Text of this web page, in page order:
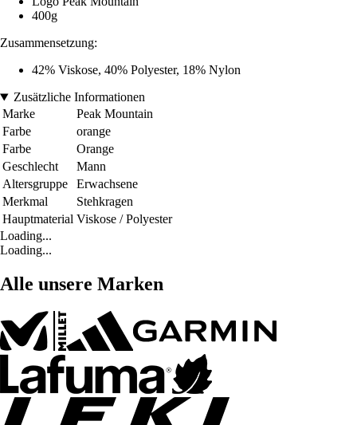
400g
Zusammensetzung:
42% Viskose, 40% Polyester, 18% Nylon
Zusätzliche Informationen
Marke
Peak Mountain
Farbe
orange
Farbe
Orange
Geschlecht
Mann
Altersgruppe
Erwachsene
Merkmal
Stehkragen
Hauptmaterial Viskose / Polyester
Loading...
Loading...
Alle unsere Marken